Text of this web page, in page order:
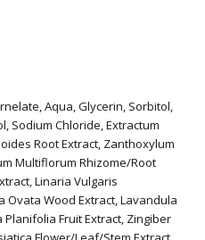
Aqua, Glycerin, Sorbitol,
Sodium Chloride, Extractum
Root Extract, Zanthoxylum
Multiflorum Rhizome/Root
Linaria Vulgaris
Ovata Wood Extract, Lavandula
Fruit Extract, Zingiber